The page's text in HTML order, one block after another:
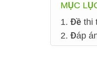
MỤC
1. Đề thi
2. Đáp